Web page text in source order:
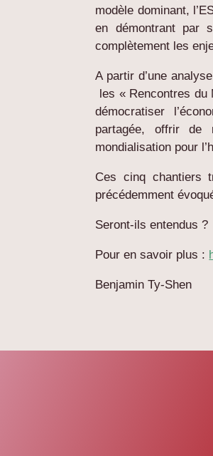
modèle dominant,
en démontrant par
complètement les
A partir d’une
les « Rencontres du
démocratiser
partagée, offrir de
mondialisation pour
Ces cinq chantiers
précédemment
Seront-ils entendus ?
Pour en savoir plus :
Benjamin Ty-Shen